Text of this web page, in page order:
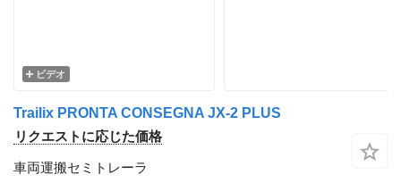
ビデオ
Trailix PRONTA CONSEGNA JX-2 PLUS
リクエストに応じた価格
車両運搬セミトレーラ